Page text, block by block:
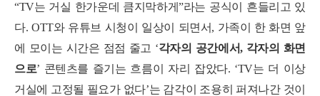
“TV는 거실 한가운데 큼지막하게”라는 공식이 흔들리고 있
다. OTT와 유튜브 시청이 일상이 되면서, 가족이 한 화면 앞
에 모이는 시간은 점점 줄고 ‘각자의 공간에서, 각자의 화면
으로’ 콘텐츠를 즐기는 흐름이 자리 잡았다. ‘TV는 더 이상
거실에 고정될 필요가 없다’는 감각이 조용히 퍼져나간 것이